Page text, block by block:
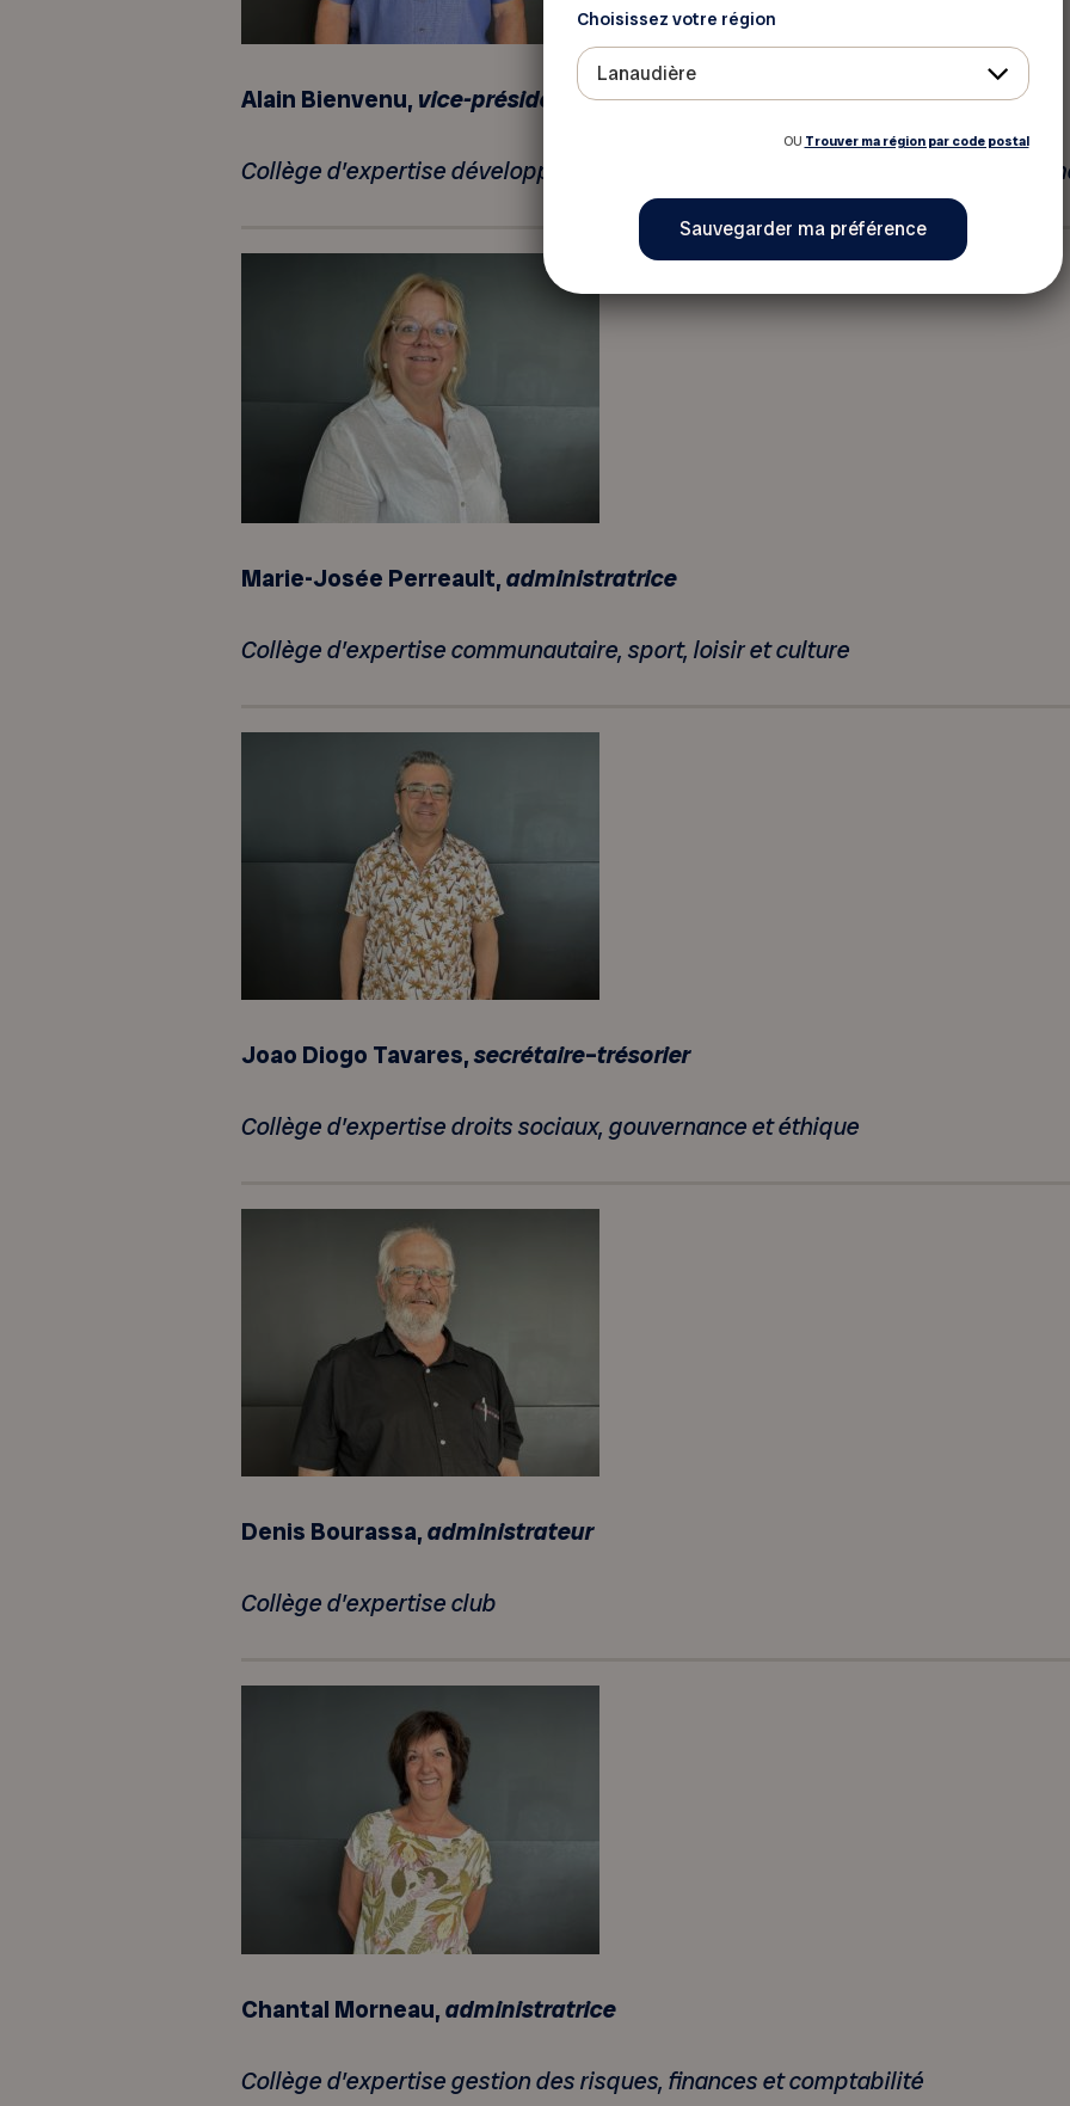
Alain Bienvenu, vice-président
Collège d’expertise développement des affaires, marketing et ressources
Marie-Josée Perreault,administratrice
Collège d’expertise communautaire, sport, loisir et culture
Joao Diogo Tavares,secrétaire–trésorier
Collège d’expertise droits sociaux, gouvernance et éthique
Denis Bourassa,administrateur
Collège d’expertise club
Chantal Morneau,administratrice
Collège d’expertise gestion des risques, finances et comptabilité
Choisissez votre région
Lanaudière
OU Trouver ma région par code postal